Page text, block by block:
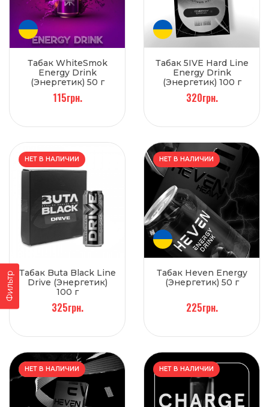
Фильтр
Табак WhiteSmok
Energy Drink
(Энергетик) 50 г
115грн.
Табак 5IVE Hard Line
Energy Drink
(Энергетик) 100 г
320грн.
НЕТ В НАЛИЧИИ
Табак Buta Black Line
Drive (Энергетик)
100 г
325грн.
НЕТ В НАЛИЧИИ
Табак Heven Energy
(Энергетик) 50 г
225грн.
НОВЫЙ
НЕТ В НАЛИЧИИ НЕТ В НАЛИЧИИ